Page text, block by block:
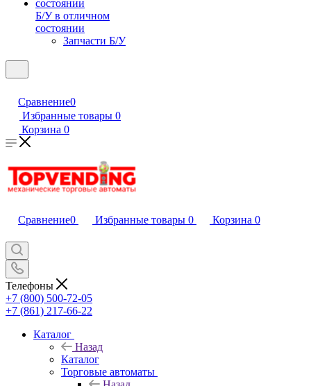
Б/У в отличном
состоянии
Запчасти Б/У
Сравнение0
Избранные товары 0
Корзина 0
Сравнение0 Избранные товары 0 Корзина 0
Телефоны
+7 (800) 500-72-05
+7 (861) 217-66-22
Каталог
Назад
Каталог
Торговые автоматы